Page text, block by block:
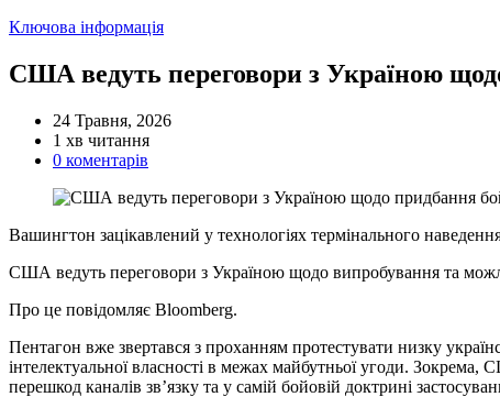
Категорії
Ключова інформація
США ведуть переговори з Україною
24 Травня, 2026
Орієнтовний
час
1 хв читання
0 коментарів
Вашингтон зацікавлений у технологіях термінального
США ведуть переговори з Україною щодо випробування та
Про це повідомляє Bloomberg.
Пентагон вже звертався з проханням протестувати низку
інтелектуальної власності в межах майбутньої угоди. Зокрема,
перешкод каналів зв’язку та у самій бойовій доктрині